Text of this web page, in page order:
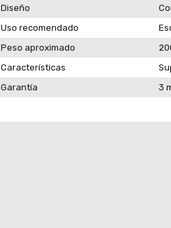
Diseño
Uso recomendado
Peso aproximado
Características
Garantía
3